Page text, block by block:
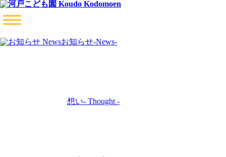
お知らせ-News-
想い- Thought -